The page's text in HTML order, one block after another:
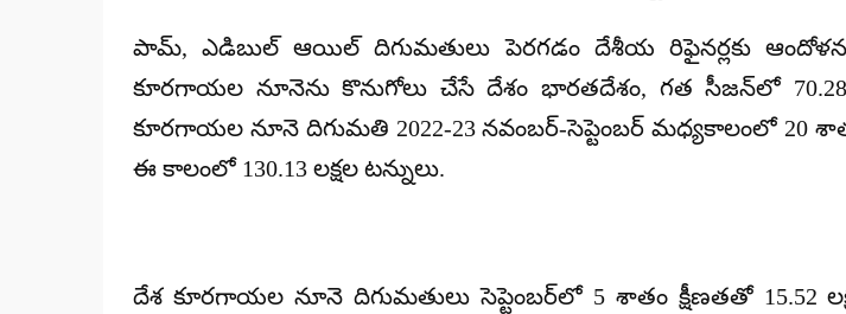
పామ్, ఎడిబుల్ ఆయిల్ దిగుమతులు పెరగడం దేశీయ రిఫైనర్లకు
కూరగాయల నూనెను కొనుగోలు చేసే దేశం భారతదేశం, గత సీజన్‌లో
కూరగాయల నూనె దిగుమతి 2022-23 నవంబర్-సెప్టెంబర్ మధ్యకాలంలో 20
ఈ కాలంలో 130.13 లక్షల టన్నులు.
దేశ కూరగాయల నూనె దిగుమతులు సెప్టెంబర్‌లో 5 శాతం క్షీణతతో 15.52